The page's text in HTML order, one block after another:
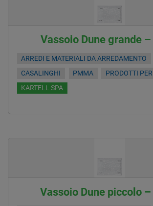
Vassoio Dune grande
ARREDI E MATERIALI DA ARREDAMENTO
CASALINGHI
PMMA
PRODOTTI
KARTELL SPA
Vassoio Dune piccolo